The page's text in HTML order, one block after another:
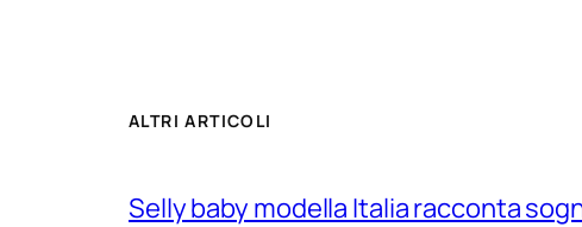
ALTRI ARTICOLI
Selly baby modella Italia racconta